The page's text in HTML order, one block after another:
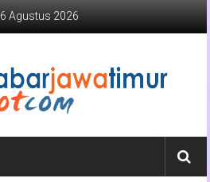
6 Agustus 2026